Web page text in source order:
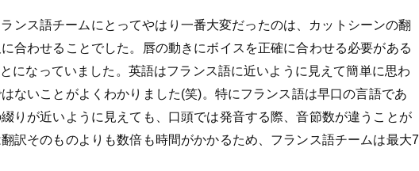
ンス語チームにとってやはり一番大変だったのは、カットシーンの翻
合わせることでした。唇の動きにボイスを正確に合わせる必要がある
になっていました。英語はフランス語に近いように見えて簡単に思わ
ないことがよくわかりました(笑)。特にフランス語は早口の言語であ
りが近いように見えても、口頭では発音する際、音節数が違うことが
訳そのものよりも数倍も時間がかかるため、フランス語チームは最大7